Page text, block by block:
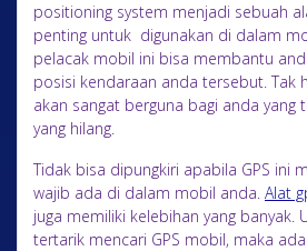
positioning system menjadi sebuah
penting untuk digunakan di dalam
pelacak mobil ini bisa membantu
posisi kendaraan anda tersebut. Tak
akan sangat berguna bagi anda yang
yang hilang.
Tidak bisa dipungkiri apabila GPS ini
wajib ada di dalam mobil anda. Alat
juga memiliki kelebihan yang banyak.
tertarik mencari GPS mobil, maka